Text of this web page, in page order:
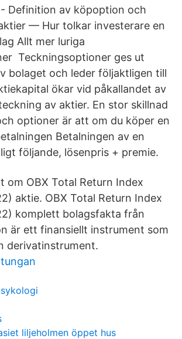
Definition av köpoption och
— Hur tolkar investerare en
Allt mer luriga
Teckningsoptioner ges ut
bolaget och leder följaktligen till
ökar vid påkallandet av
av aktier. En stor skillnad
optioner är att om du köper en
Betalningen av en
följande, lösenpris + premie.
om OBX Total Return Index
aktie. OBX Total Return Index
komplett bolagsfakta från
är ett finansiellt instrument som
derivatinstrument.
liljeholmen öppet hus